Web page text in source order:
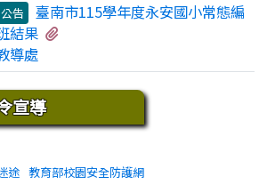
公告
臺南市115學年度永安國小常態編
結果
導處
宣導
途 教育部校園安全防護網